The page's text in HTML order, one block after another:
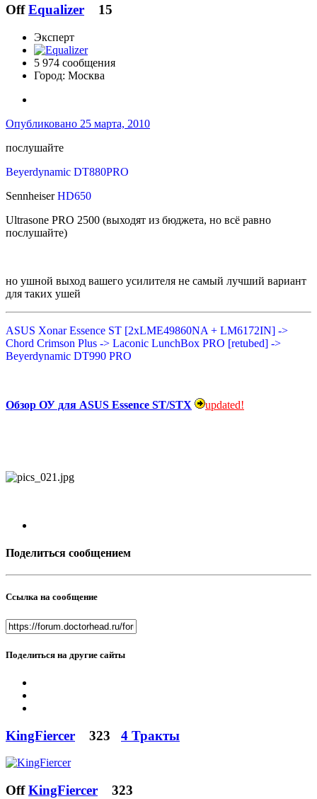
Off Equalizer 15
Эксперт
5 974 сообщения
Город: Москва
Опубликовано 25 марта, 2010
послушайте
Beyerdynamic DT880PRO
SennheiserHD650
Ultrasone PRO 2500 (выходят из бюджета, но всё равно
послушайте)
но ушной выход вашего усилителя не самый лучший вариант
для таких ушей
ASUS Xonar Essence ST [2хLME49860NA + LM6172IN] ->
Chord Crimson Plus -> Laconic LunchBox PRO [retubed] ->
Beyerdynamic DT990 PRO
Обзор ОУ для ASUS Essence ST/STX updated!
Поделиться сообщением
Ссылка на сообщение
Поделиться на другие сайты
KingFiercer 323 4 Тракты
Off KingFiercer 323